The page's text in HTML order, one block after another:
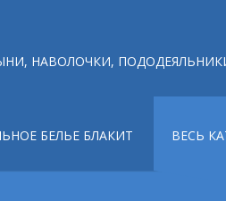
НАВОЛОЧКИ,
БЕЛЬЕ БЛАКИТ ВЕСЬ